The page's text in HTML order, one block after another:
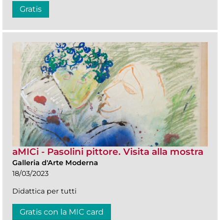
Gratis
aMICi - Pasolini pittore. Visita alla mostra
Galleria d'Arte Moderna
18/03/2023
Didattica per tutti
Gratis con la MIC card